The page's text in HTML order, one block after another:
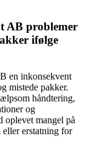
AB problemer
ifølge
en inkonsekvent
mistede pakker.
håndtering,
og
oplevet mangel på
erstatning for